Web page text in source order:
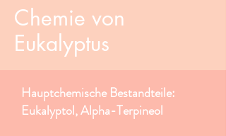
Chemie von
Eukalyptus
Hauptchemische Bestandteile:
Eukalyptol, Alpha-Terpineol